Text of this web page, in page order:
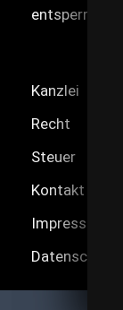
entsperren
Kanzlei
Recht
Steuer
Kontakt
Impressum
Datenschutz